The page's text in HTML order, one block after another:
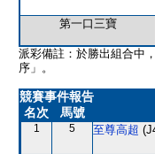
第一口三寶
派彩備註：於勝出組合中
序」。
競賽事件報告
名次
馬號
1 5 至尊高超